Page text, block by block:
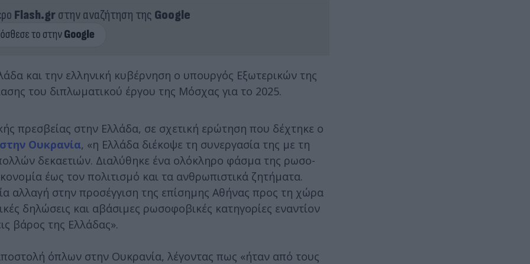
Flash.grστην αναζήτηση της Google
και την ελληνική κυβέρνηση ο υπουργός Εξωτερικών της
του διπλωματικού έργου της Μόσχας για το 2025.
πρεσβείας στην Ελλάδα, σε σχετική ερώτηση που δέχτηκε ο
Ουκρανία, «η Ελλάδα διέκοψε τη συνεργασία της με τη
δεκαετιών. Διαλύθηκε ένα ολόκληρο φάσμα της ρωσο-
έως τον πολιτισμό και τα ανθρωπιστικά ζητήματα.
αλλαγή στην προσέγγιση της επίσημης Αθήνας προς τη χώρα
δηλώσεις και αβάσιμες ρωσοφοβικές κατηγορίες εναντίον
βάρος της Ελλάδας».
όπλων στην Ουκρανία, λέγοντας πως «ήταν από τους